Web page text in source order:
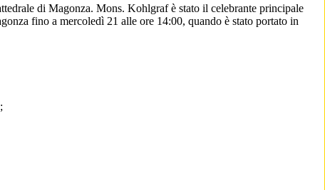
di Magonza. Mons. Kohlgraf è stato il celebrante principale
fino a mercoledì 21 alle ore 14:00, quando è stato portato in